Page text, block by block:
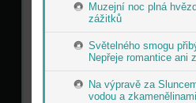
Muzejní noc plná
zážitků
Světelného smogu
Nepřeje romantice ani
Na výpravě za
vodou a zkamenělinami